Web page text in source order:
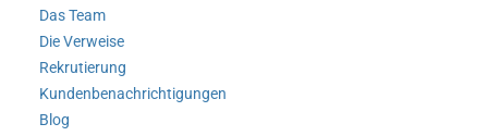
Das Team
Die Verweise
Rekrutierung
Kundenbenachrichtigungen
Blog